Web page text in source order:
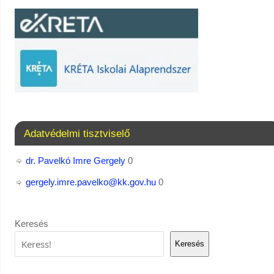
Adatvédelmi tisztviselő
dr. Pavelkó Imre Gergely0
gergely.imre.pavelko@kk.gov.hu0
Keresés
Keresés